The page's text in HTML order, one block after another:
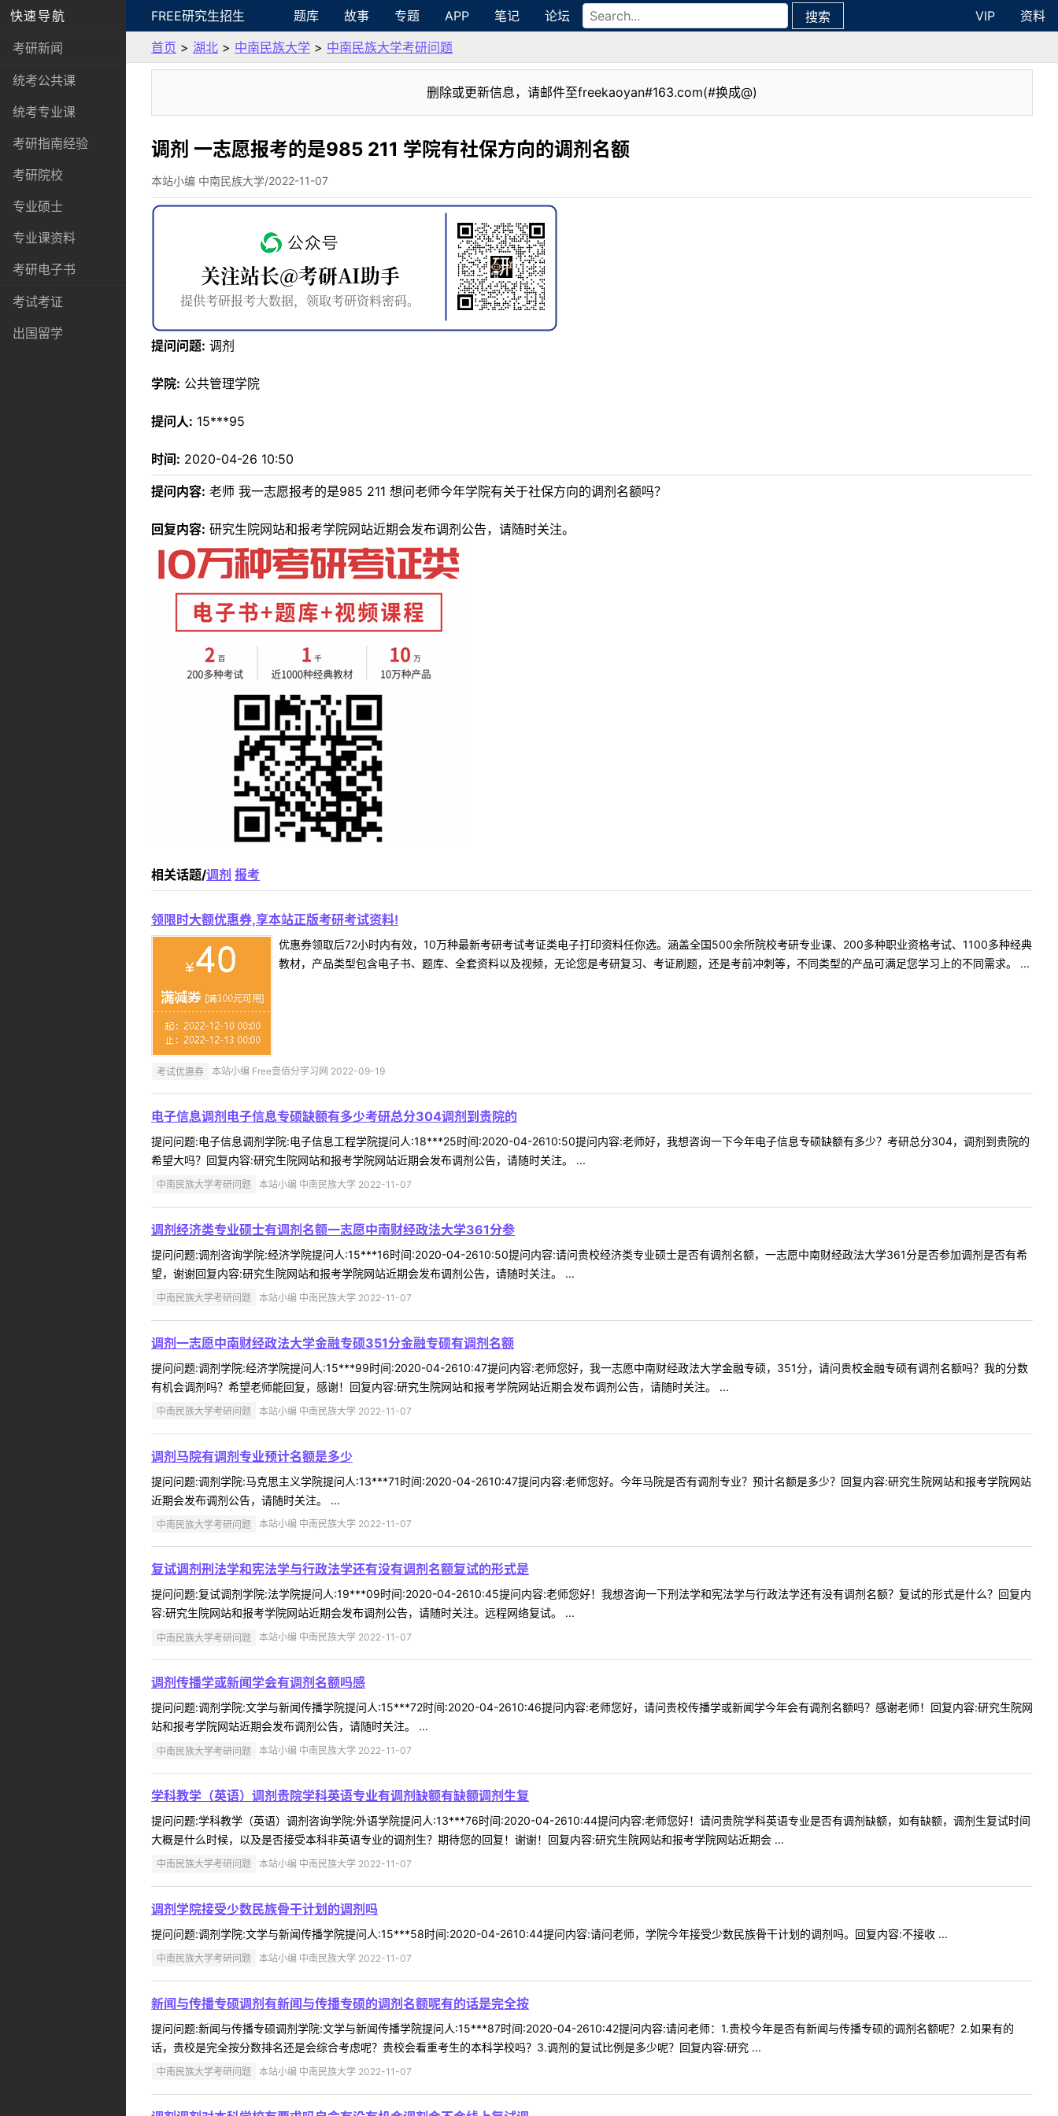
快速导航
考研新闻
统考公共课
统考专业课
考研指南经验
考研院校
专业硕士
专业课资料
考研电子书
考试考证
出国留学
FREE研究生招生 题库 故事 专题 APP 笔记 论坛 搜索 VIP
资料
首页 > 湖北 > 中南民族大学 > 中南民族大学考研问题
删除或更新信息，请邮件至freekaoyan#163.com(#换成@)
调剂 一志愿报考的是985 211 学院有社保方向的调剂名额
本站小编 中南民族大学/2022-11-07
提问问题: 调剂
学院: 公共管理学院
提问人: 15***95
时间: 2020-04-26 10:50
提问内容: 老师 我一志愿报考的是985 211 想问老师今年学院有关于社保方向的调剂名额吗？
回复内容: 研究生院网站和报考学院网站近期会发布调剂公告，请随时关注。
相关话题/调剂 报考
领限时大额优惠券,享本站正版考研考试资料!
优惠券领取后72小时内有效，10万种最新考研考试考证类电子打印资料任你选。涵盖全国500余所院校考研专业课、200多种职业资格考试、1100多种经典
教材，产品类型包含电子书、题库、全套资料以及视频，无论您是考研复习、考证刷题，还是考前冲刺等，不同类型的产品可满足您学习上的不同需求。 ...
考试优惠券 本站小编 Free壹佰分学习网 2022-09-19
电子信息调剂电子信息专硕缺额有多少考研总分304调剂到贵院的
提问问题:电子信息调剂学院:电子信息工程学院提问人:18***25时间:2020-04-2610:50提问内容:老师好，我想咨询一下今年电子信息专硕缺额有多少？考研总分304，调剂到贵院的
希望大吗？回复内容:研究生院网站和报考学院网站近期会发布调剂公告，请随时关注。 ...
中南民族大学考研问题 本站小编 中南民族大学 2022-11-07
调剂经济类专业硕士有调剂名额一志愿中南财经政法大学361分参
提问问题:调剂咨询学院:经济学院提问人:15***16时间:2020-04-2610:50提问内容:请问贵校经济类专业硕士是否有调剂名额，一志愿中南财经政法大学361分是否参加调剂是否有希
望，谢谢回复内容:研究生院网站和报考学院网站近期会发布调剂公告，请随时关注。 ...
中南民族大学考研问题 本站小编 中南民族大学 2022-11-07
调剂一志愿中南财经政法大学金融专硕351分金融专硕有调剂名额
提问问题:调剂学院:经济学院提问人:15***99时间:2020-04-2610:47提问内容:老师您好，我一志愿中南财经政法大学金融专硕，351分，请问贵校金融专硕有调剂名额吗？我的分数
有机会调剂吗？希望老师能回复，感谢！回复内容:研究生院网站和报考学院网站近期会发布调剂公告，请随时关注。 ...
中南民族大学考研问题 本站小编 中南民族大学 2022-11-07
调剂马院有调剂专业预计名额是多少
提问问题:调剂学院:马克思主义学院提问人:13***71时间:2020-04-2610:47提问内容:老师您好。今年马院是否有调剂专业？预计名额是多少？回复内容:研究生院网站和报考学院网站
近期会发布调剂公告，请随时关注。 ...
中南民族大学考研问题 本站小编 中南民族大学 2022-11-07
复试调剂刑法学和宪法学与行政法学还有没有调剂名额复试的形式是
提问问题:复试调剂学院:法学院提问人:19***09时间:2020-04-2610:45提问内容:老师您好！我想咨询一下刑法学和宪法学与行政法学还有没有调剂名额？复试的形式是什么？回复内
容:研究生院网站和报考学院网站近期会发布调剂公告，请随时关注。远程网络复试。 ...
中南民族大学考研问题 本站小编 中南民族大学 2022-11-07
调剂传播学或新闻学会有调剂名额吗感
提问问题:调剂学院:文学与新闻传播学院提问人:15***72时间:2020-04-2610:46提问内容:老师您好，请问贵校传播学或新闻学今年会有调剂名额吗？感谢老师！回复内容:研究生院网
站和报考学院网站近期会发布调剂公告，请随时关注。 ...
中南民族大学考研问题 本站小编 中南民族大学 2022-11-07
学科教学（英语）调剂贵院学科英语专业有调剂缺额有缺额调剂生复
提问问题:学科教学（英语）调剂咨询学院:外语学院提问人:13***76时间:2020-04-2610:44提问内容:老师您好！请问贵院学科英语专业是否有调剂缺额，如有缺额，调剂生复试时间
大概是什么时候，以及是否接受本科非英语专业的调剂生？期待您的回复！谢谢！回复内容:研究生院网站和报考学院网站近期会 ...
中南民族大学考研问题 本站小编 中南民族大学 2022-11-07
调剂学院接受少数民族骨干计划的调剂吗
提问问题:调剂学院:文学与新闻传播学院提问人:15***58时间:2020-04-2610:44提问内容:请问老师，学院今年接受少数民族骨干计划的调剂吗。回复内容:不接收 ...
中南民族大学考研问题 本站小编 中南民族大学 2022-11-07
新闻与传播专硕调剂有新闻与传播专硕的调剂名额呢有的话是完全按
提问问题:新闻与传播专硕调剂学院:文学与新闻传播学院提问人:15***87时间:2020-04-2610:42提问内容:请问老师：1.贵校今年是否有新闻与传播专硕的调剂名额呢？2.如果有的
话，贵校是完全按分数排名还是会综合考虑呢？贵校会看重考生的本科学校吗？3.调剂的复试比例是多少呢？回复内容:研究 ...
中南民族大学考研问题 本站小编 中南民族大学 2022-11-07